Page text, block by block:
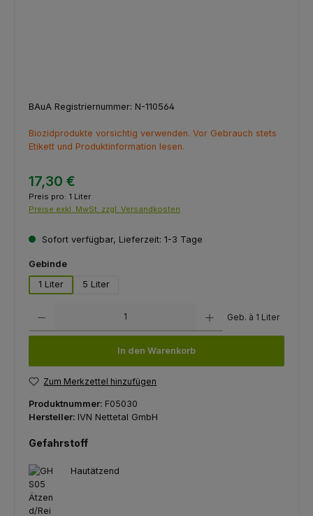
BAuA Registriernummer: N-110564
Biozidprodukte vorsichtig verwenden. Vor Gebrauch stets
Etikett und Produktinformation lesen.
17,30 €
Preis pro: 1 Liter
Preise exkl. MwSt. zzgl. Versandkosten
Sofort verfügbar, Lieferzeit: 1-3 Tage
Gebindeauswählen
1 Liter
5 Liter
Geb. à 1 Liter
In den Warenkorb
Zum Merkzettel hinzufügen
Produktnummer: F05030
Hersteller: IVN Nettetal GmbH
Gefahrstoff
Hautätzend